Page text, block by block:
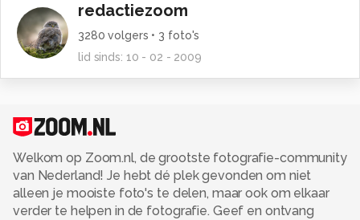
redactiezoom
3280 volgers • 3 foto's
lid sinds: 10 - 02 - 2009
Welkom op Zoom.nl, de grootste fotografie-community
van Nederland! Je hebt dé plek gevonden om niet
alleen je mooiste foto's te delen, maar ook om elkaar
verder te helpen in de fotografie. Geef en ontvang